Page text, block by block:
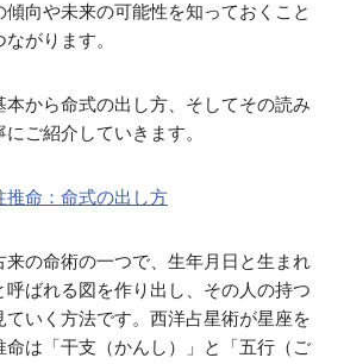
向や未来の可能性を知っておくこと
がります。
から命式の出し方、そしてその読み
ご紹介していきます。
推命：命式の出し方
来の命術の一つで、生年月日と生まれ
呼ばれる図を作り出し、その人の持つ
いく方法です。西洋占星術が星座を
は「干支（かんし）」と「五行（ご